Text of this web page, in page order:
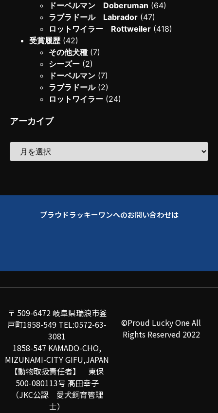
ドーベルマン Doberuman (64)
ラブラドール Labrador (47)
ロットワイラー Rottweiler (418)
受賞履歴(42)
その他犬種 (7)
シーズー (2)
ドーベルマン (7)
ラブラドール(2)
ロットワイラー (24)
アーカイブ
プラウドラッキーワンへのお問い合わせは
〒 509-6472 岐阜県瑞浪市釜
戸町1858-549 TEL:0572-63-
3081
1858-547 KAMADO-CHO,
MIZUNAMI-CITY GIFU,JAPAN
【動物取扱責任者】 東保
500-080113号 髙田幸子
（JKC公認 愛犬飼育管理
士）
©Proud Lucky One All
Rights Reserved 2022